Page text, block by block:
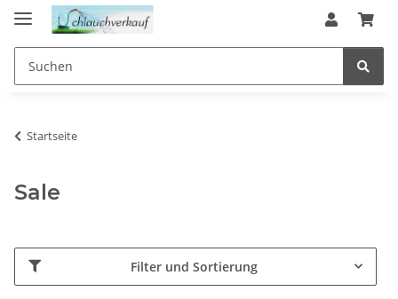
Startseite
Sale
Filter und Sortierung